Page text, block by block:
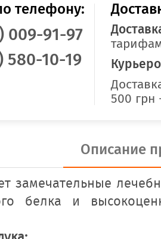
телефону:
009-91-97
580-10-19
500
Описание
замечательные
белка и